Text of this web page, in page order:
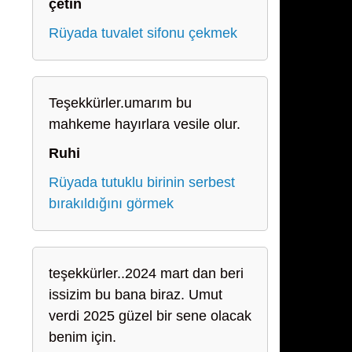
çetin
Rüyada tuvalet sifonu çekmek
Teşekkürler.umarım bu
mahkeme hayırlara vesile olur.
Ruhi
Rüyada tutuklu birinin serbest
bırakıldığını görmek
teşekkürler..2024 mart dan beri
issizim bu bana biraz. Umut
verdi 2025 güzel bir sene olacak
benim için.